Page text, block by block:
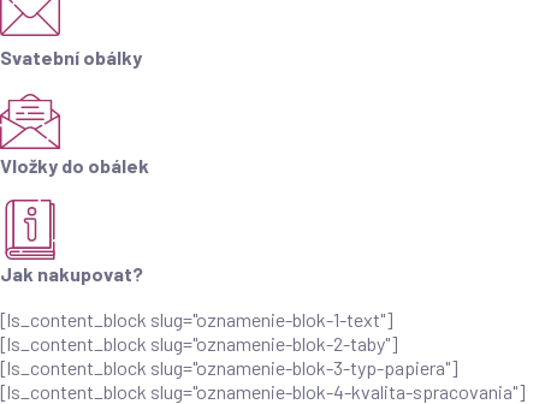
Svatební obálky
Vložky do obálek
Jak nakupovat?
[ls_content_block slug="oznamenie-blok-1-text"]
[ls_content_block slug="oznamenie-blok-2-taby"]
[ls_content_block slug="oznamenie-blok-3-typ-papiera"]
[ls_content_block slug="oznamenie-blok-4-kvalita-spracovania"]